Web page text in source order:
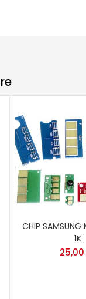
CHIP SAMSUNG
1K
25,00